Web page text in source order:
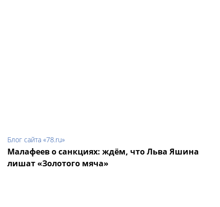
Блог сайта «78.ru»
Малафеев о санкциях: ждём, что Льва Яшина
лишат «Золотого мяча»